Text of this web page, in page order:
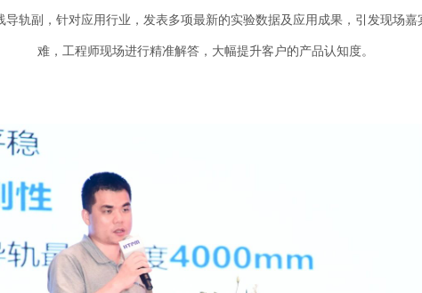
轨副，针对应用行业，发表多项最新的实验数据及应用成果，引发现场
难，工程师现场进行精准解答，大幅提升客户的产品认知度。